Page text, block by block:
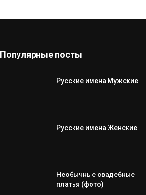
Популярные посты
Русские имена Мужские
Русские имена Женские
Необычные свадебные
платья (фото)